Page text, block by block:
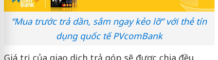
“Mua trước trả dần, sắm ngay kẻo lỡ” với thẻ tín
dụng quốc tế PVcomBank
Giá trị của giao dịch trả góp sẽ được chia đều